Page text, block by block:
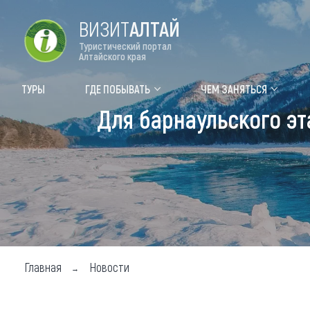
Форум VISIT ALTAI
Туры Где
Топ
ВИЗИТАЛТАЙ
Туристический портал
Алтайского края
ТУРЫ ГДЕ ПОБЫВАТЬ ЧЕМ ЗАНЯТЬСЯ
Для барнаульского
Главная Новости